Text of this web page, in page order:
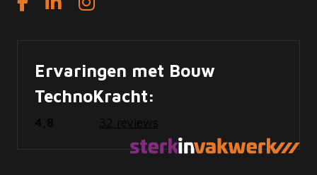
Ervaringen met Bouw
TechnoKracht:
4,8 32 reviews